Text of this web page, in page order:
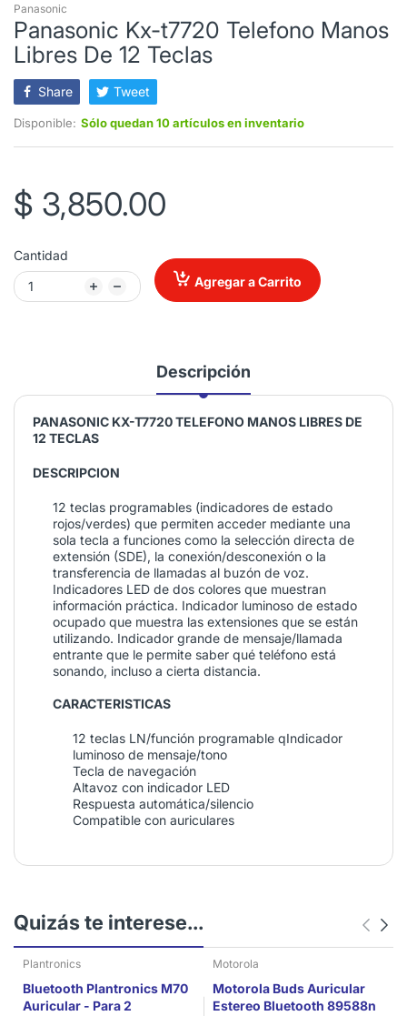
Panasonic
Panasonic Kx-t7720 Telefono Manos
Libres De 12 Teclas
Share Tweet
Disponible: Sólo quedan 10 artículos en inventario
$ 3,850.00
Cantidad
Agregar a Carrito
Descripción
PANASONIC KX-T7720 TELEFONO MANOS LIBRES DE
12 TECLAS
DESCRIPCION
12 teclas programables (indicadores de estado
rojos/verdes) que permiten acceder mediante una
sola tecla a funciones como la selección directa de
extensión (SDE), la conexión/desconexión o la
transferencia de llamadas al buzón de voz.
Indicadores LED de dos colores que muestran
información práctica. Indicador luminoso de estado
ocupado que muestra las extensiones que se están
utilizando. Indicador grande de mensaje/llamada
entrante que le permite saber qué teléfono está
sonando, incluso a cierta distancia.
CARACTERISTICAS
12 teclas LN/función programable qIndicador
luminoso de mensaje/tono
Tecla de navegación
Altavoz con indicador LED
Respuesta automática/silencio
Compatible con auriculares
Quizás te interese...
Plantronics
Bluetooth Plantronics M70
Auricular - Para 2
Motorola
Motorola Buds Auricular
Estereo Bluetooth 89588n